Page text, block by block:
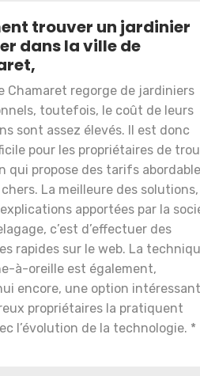
trouver un jardinier
dans la ville de
Chamaret regorge de jardiniers
toutefois, le coût de leurs
sont assez élevés. Il est donc
pour les propriétaires de
qui propose des tarifs
La meilleure des solutions,
apportées par la
c’est d’effectuer des
rapides sur le web. La
à-oreille est également,
encore, une option
propriétaires la pratiquent
l’évolution de la technologie. *